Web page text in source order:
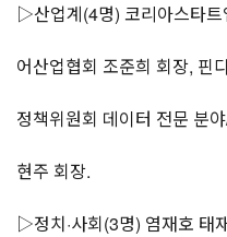
▷산업계(4명) 코리아스타트
어산업협회 조준희 회장, 핀
정책위원회 데이터 전문 분
현주 회장.
▷정치·사회(3명) 염재호 태